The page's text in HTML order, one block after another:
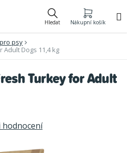
Hledat Nákupní košík
psy
Dogs 11,4 kg
Turkey for Adult